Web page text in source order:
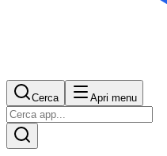
Cerca Apri menu